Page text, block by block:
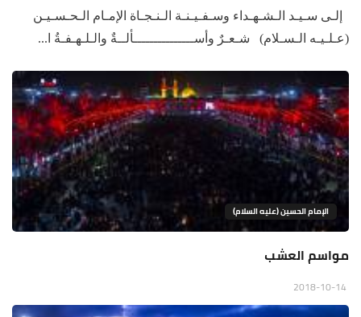
إلـى سـيـد الـشـهـداء وسـفـيـنـة الـنـجـاة الإمـام الـحـسـيـن
(عـلـيـه الـسـلام) شـعـرٌ وأســـــــــــــــألــةٌ والـلـهـفـةُ ا...
الإمام الحسين (عليه السلام)
مواسم العشب